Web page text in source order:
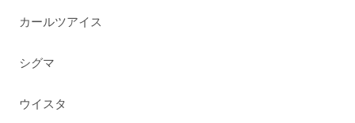
カールツアイス
シグマ
ウイスタ